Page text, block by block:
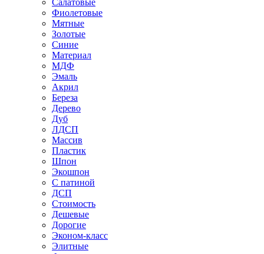
Салатовые
Фиолетовые
Мятные
Золотые
Синие
Материал
МДФ
Эмаль
Акрил
Береза
Дерево
Дуб
ЛДСП
Массив
Пластик
Шпон
Экошпон
С патиной
ДСП
Стоимость
Дешевые
Дорогие
Эконом-класс
Элитные